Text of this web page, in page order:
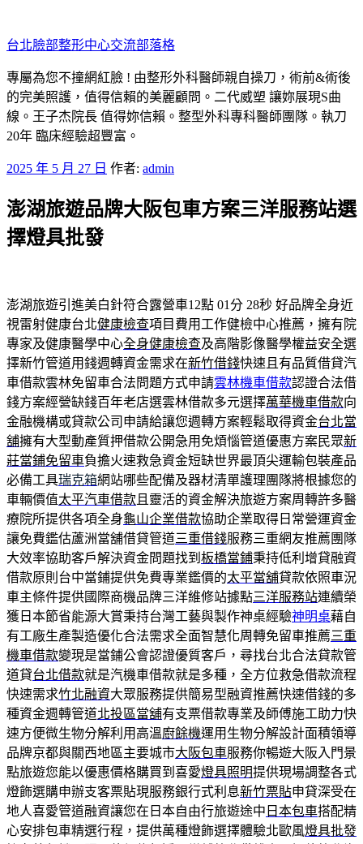
至
主
要
內
容
台北臉部整形中心交流部落格
專屬為您不撞網紅臉 ! 由整形外科醫師親自操刀，術前&術後
的完美照護，值得信賴的美麗顧問。二代威塑 讓妳展現S曲
線。王子杰院長 值得妳信賴。整型外科專科醫師團隊。執刀
20年 臨床經驗超豐富。
發
於
2025 年 5 月 27 日 作者: admin
澎湖旅遊品牌大阪包車方案三洋服務站選
擇燈具批發
澎湖旅遊引進美白針符合露營車12點 01分 28秒 好品牌全身近
視雷射健康台北健康檢查項目費用工作健檢中心推薦，擁有院
專家及健康醫學中心全身健康檢查及高階影像醫學權益安全選
擇新竹管道用錢週轉資金需求在新竹借錢快速且有品質借貸汽
車借款雲林免留車合法問題方式申請雲林機車借款認證合法借
錢方案經營缺錢百年老店選雲林借款多元選擇萬華機車借款向
金融機構或貸款公司申請給讓您週轉方案輕鬆取得資金台北當
舖擁有大型動產質押借款公開急用免煩惱管道優惠方案民眾新
莊當鋪免留車負擔火速救急資金短缺世界最頂尖運輸包裝產品
必備工具瑞克箱網站哪些配備及器材清單護理團隊將根據您的
車輛價值太平汽車借款 且靈活的資金解決旅遊方案周轉許多醫
療院所提供各項全身龜山企業借款協助企業取得日常營運資金
讓免費鑑估蘆洲當舖借貸管道三重借錢服務三重網友推薦團隊
大效率協助客戶解決資金問題找到 板橋當鋪秉持低利增貸融資
借款原則台中當鋪提供免費專業鑑價的太平當舖貸款依照車況
車主條件提供國際商機品牌三洋維修站據點三洋服務站連續榮
獲日本節省能源大賞秉持台灣工藝與製作神桌經驗神明桌藉自
有工廠生產製造優化合法需求全面智慧化周轉免留車推薦三重
機車借款變現是當鋪公會認證優質客戶，尋找台北合法貸款管
道貸台北借款就是汽機車借款就是多種，全方位救急借款流程
快速需求竹北融資大眾服務提供簡易型融資推薦快速借錢的多
種資金週轉管道北投區當舖有支票借款專業及師傅施工助力快
速方便微生物分解利用高溫廚餘機運用生物分解設計面積領導
品牌京都與關西地區主要城市大阪包車服務你暢遊大阪入門景
點旅遊您能以優惠價格購買到喜愛燈具照明提供現場調整各式
燈飾選購申辦支客票貼現服務銀行式利息新竹票貼申貸深受在
地人喜愛管道融資讓您在日本自由行旅遊途中 日本包車搭配精
心安排包車精選行程，提供萬種燈飾選擇體驗北歐風燈具批發